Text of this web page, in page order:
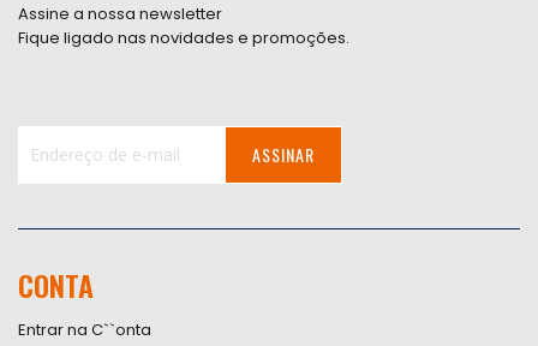
Assine a nossa newsletter
Fique ligado nas novidades e promoções.
Newsletter:
ASSINAR
CONTA
Entrar na C``onta